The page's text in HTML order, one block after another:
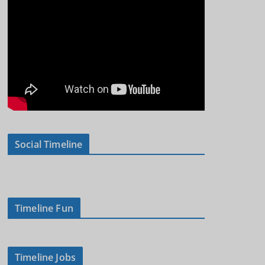
Social Timeline
Timeline Fun
Timeline Jobs